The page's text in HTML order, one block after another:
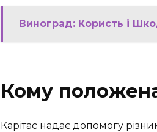
Виноград: Користь і
Кому
Карітас надає допомогу